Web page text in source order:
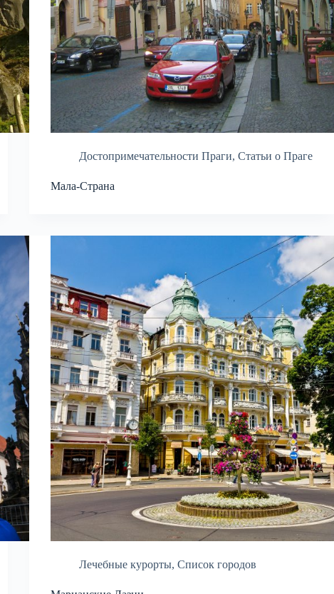
Достопримечательности Праги, Статьи о Праге
Мала-Страна
Лечебные курорты, Список городов